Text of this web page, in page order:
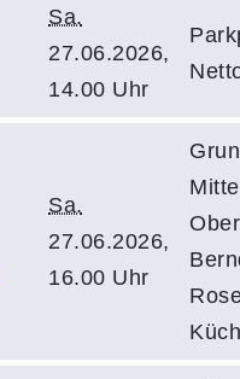
Sa.
27.06.2026,
14.00 Uhr
Sa.
27.06.2026,
16.00 Uhr